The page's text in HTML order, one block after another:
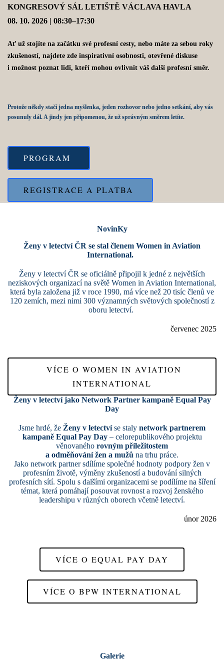
KONGRESOVÝ SÁL LETIŠTĚ VÁCLAVA HAVLA
08. 10. 2026 | 08:30–17:30
Ať už stojíte na začátku své profesní cesty, nebo máte za sebou roky
zkušeností, najdete zde inspirativní osobnosti, otevřené diskuse
i možnost poznat lidi, kteří mohou ovlivnit váš další profesní směr.
Protože někdy stačí jedna myšlenka, jeden rozhovor nebo jedno setkání, aby vás
posunuly dál. A jindy jen připomenou, že už správným směrem letíte.
PROGRAM
REGISTRACE A PLATBA
NovinKy
Ženy v letectví ČR se stal členem Women in Aviation
International.
Ženy v letectví ČR se oficiálně připojil k jedné z největších
neziskových organizací na světě Women in Aviation International,
která byla založena již v roce 1990, má více než 20 tisíc členů ve
120 zemích, mezi nimi 300 významných světových společností z
oboru letectví.
červenec 2025
VÍCE O WOMEN IN AVIATION
INTERNATIONAL
Ženy v letectví jako Network Partner kampaně Equal Pay
Day
Jsme hrdé, že Ženy v letectvíse staly network partnerem
kampaně Equal Pay Day– celorepublikového projektu
věnovaného rovným příležitostem
a odměňování žen a mužů na trhu práce.
Jako network partner sdílíme společné hodnoty podpory žen v
profesním životě, výměny zkušeností a budování silných
profesních sítí. Spolu s dalšími organizacemi se podílíme na šíření
témat, která pomáhají posouvat rovnost a rozvoj ženského
leadershipu v různých oborech včetně letectví.
únor 2026
VÍCE O EQUAL PAY DAY
VÍCE O BPW INTERNATIONAL
Galerie